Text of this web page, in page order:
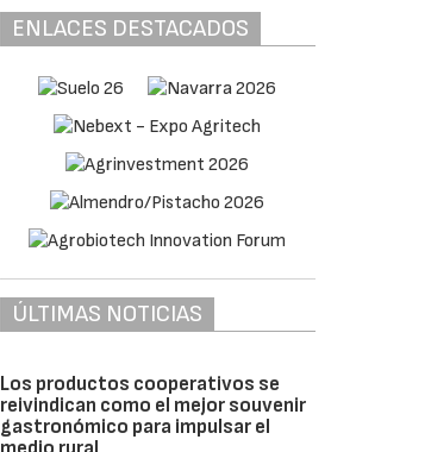
ENLACES DESTACADOS
ÚLTIMAS NOTICIAS
Los productos cooperativos se
reivindican como el mejor souvenir
gastronómico para impulsar el